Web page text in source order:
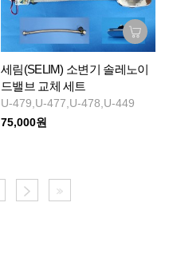
세림(SELIM) 소변기 솔레노이
드밸브 교체 세트
U-479,U-477,U-478,U-449
75,000원